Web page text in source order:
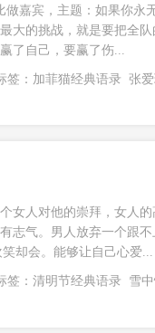
嘉宾，主题：如果你永
大的挑战，就是要把全
了自己，要赢了伤...
签： 加菲猫经典语录 张
女人对他的崇拜，女人
志气。男人放弃一个跟不
却会。能够让自己心爱...
签：清明节经典语录 雪